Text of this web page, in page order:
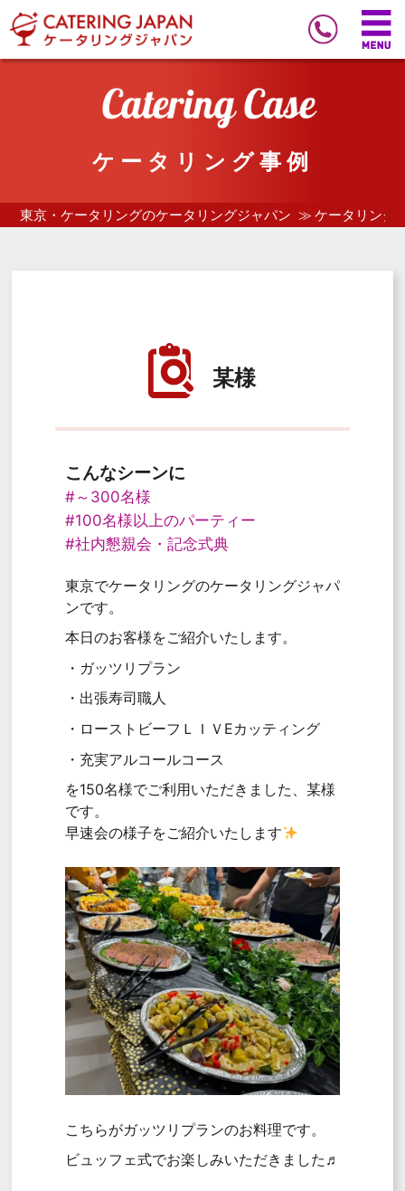
ケータリング事例
東京・ケータリングのケータリングジャパン ケータリング
某様
こんなシーンに
#～300名様
#100名様以上のパーティー
#社内懇親会・記念式典
東京でケータリングのケータリングジャパ
ンです。
本日のお客様をご紹介いたします。
・ガッツリプラン
・出張寿司職人
・ローストビーフＬＩＶEカッティング
・充実アルコールコース
を150名様でご利用いただきました、某様
です。
早速会の様子をご紹介いたします
こちらがガッツリプランのお料理です。
ビュッフェ式でお楽しみいただきました♬